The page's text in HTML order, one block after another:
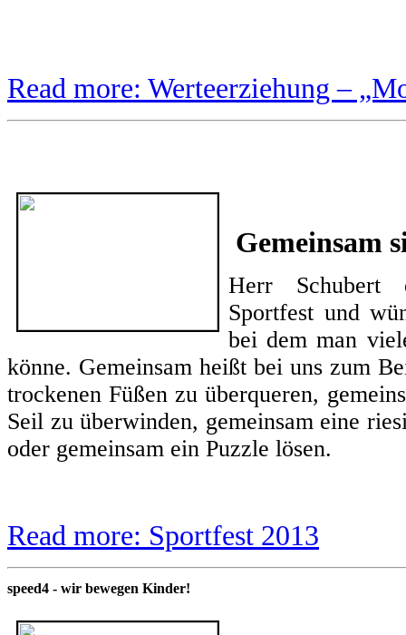
Read more: Werteerziehung –
Gemeinsam
Herr Schubert
Sportfest und
bei dem man
könne. Gemeinsam heißt bei uns zum
trockenen Füßen zu überqueren,
Seil zu überwinden, gemeinsam eine
oder gemeinsam ein Puzzle lösen.
Read more: Sportfest 2013
speed4 - wir bewegen Kinder!